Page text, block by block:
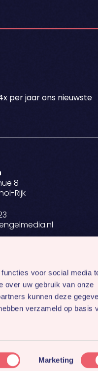
voor social media
over uw gebruik van onze
kunnen deze
verzameld op basis
Marketing
per jaar ons nieuwste
8
Rijk
Rights Reserved